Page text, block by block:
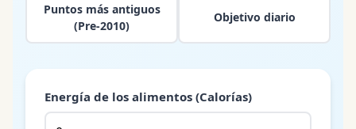
Puntos más antiguos
(Pre-2010)
Objetivo diario
Energía de los alimentos (Calorías)